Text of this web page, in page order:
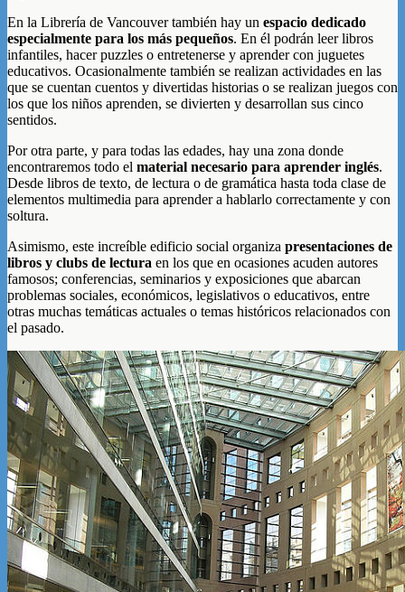
En la Librería de Vancouver también hay un espacio dedicado
especialmente para los más pequeños. En él podrán leer libros
infantiles, hacer puzzles o entretenerse y aprender con juguetes
educativos. Ocasionalmente también se realizan actividades en las
que se cuentan cuentos y divertidas historias o se realizan juegos con
los que los niños aprenden, se divierten y desarrollan sus cinco
sentidos.
Por otra parte, y para todas las edades, hay una zona donde
encontraremos todo el material necesario para aprender inglés.
Desde libros de texto, de lectura o de gramática hasta toda clase de
elementos multimedia para aprender a hablarlo correctamente y con
soltura.
Asimismo, este increíble edificio social organiza presentaciones de
libros y clubs de lectura en los que en ocasiones acuden autores
famosos; conferencias, seminarios y exposiciones que abarcan
problemas sociales, económicos, legislativos o educativos, entre
otras muchas temáticas actuales o temas históricos relacionados con
el pasado.